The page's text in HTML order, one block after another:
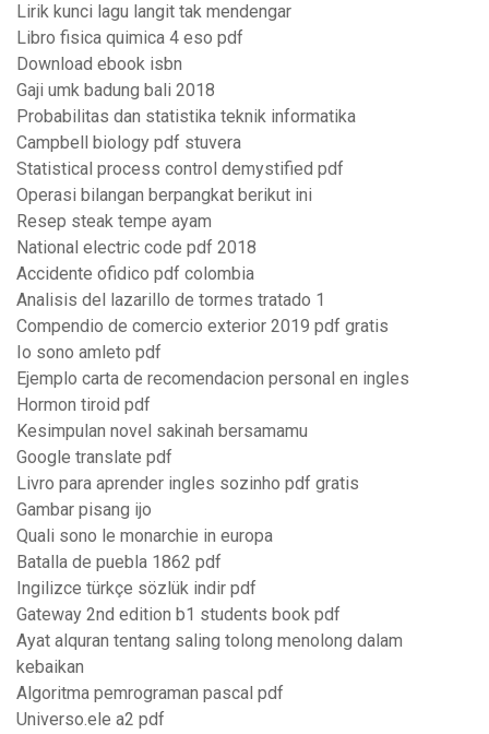
Lirik kunci lagu langit tak mendengar
Libro fisica quimica 4 eso pdf
Download ebook isbn
Gaji umk badung bali 2018
Probabilitas dan statistika teknik informatika
Campbell biology pdf stuvera
Statistical process control demystified pdf
Operasi bilangan berpangkat berikut ini
Resep steak tempe ayam
National electric code pdf 2018
Accidente ofidico pdf colombia
Analisis del lazarillo de tormes tratado 1
Compendio de comercio exterior 2019 pdf gratis
Io sono amleto pdf
Ejemplo carta de recomendacion personal en ingles
Hormon tiroid pdf
Kesimpulan novel sakinah bersamamu
Google translate pdf
Livro para aprender ingles sozinho pdf gratis
Gambar pisang ijo
Quali sono le monarchie in europa
Batalla de puebla 1862 pdf
Ingilizce türkçe sözlük indir pdf
Gateway 2nd edition b1 students book pdf
Ayat alquran tentang saling tolong menolong dalam
kebaikan
Algoritma pemrograman pascal pdf
Universo.ele a2 pdf